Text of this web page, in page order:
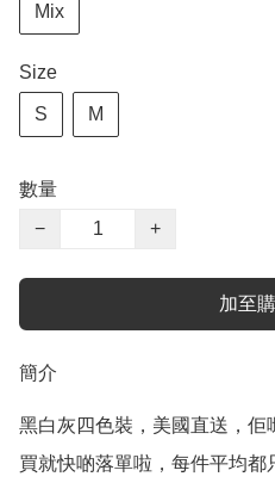
Mix
Size
S M
數量
−
+
加至
簡介
黑白灰四色裝，美國直送，
買就快啲落單啦，每件平均